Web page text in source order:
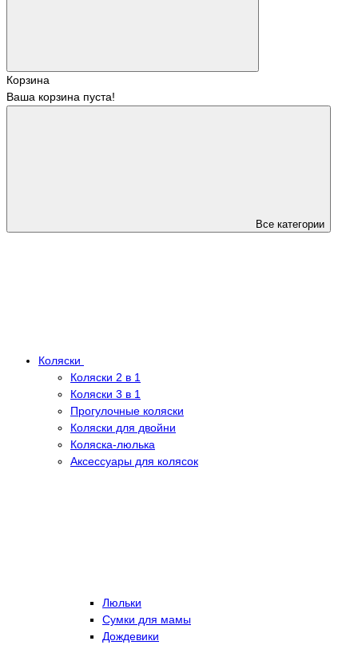
Корзина
Ваша корзина пуста!
Все категории
Коляски
Коляски 2 в 1
Коляски 3 в 1
Прогулочные коляски
Коляски для двойни
Коляска-люлька
Аксессуары для колясок
Люльки
Сумки для мамы
Дождевики